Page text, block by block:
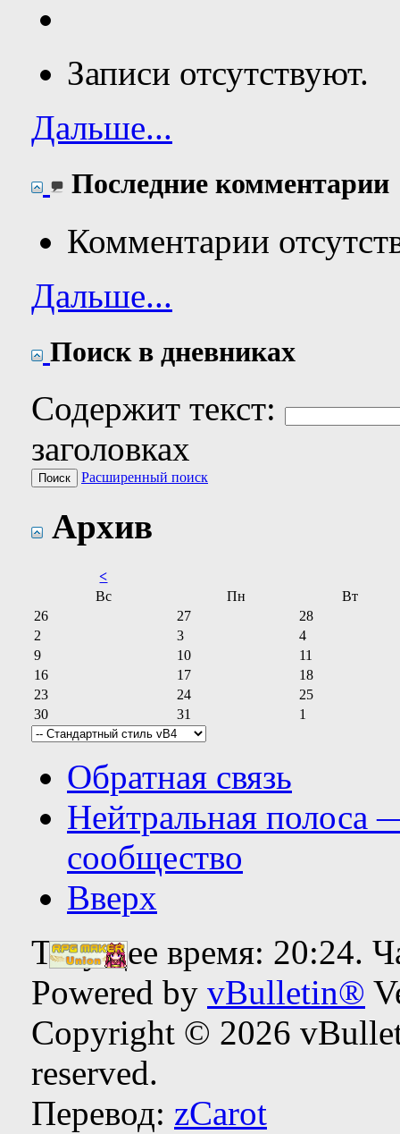
Записи отсутствуют.
Дальше...
Последние комментарии
Комментарии
Дальше...
Поиск в дневниках
Содержит текст:
заголовках
Расширенный поиск
Архив
<
Вс
Пн
Вт
26
27
28
2
3
4
9
10
11
16
17
18
23
24
25
30
31 1
Обратная связь
Нейтральная полоса
сообщество
Вверх
Текущее время: 20:24.
Powered by vBulletin®
Copyright © 2026
reserved.
Перевод: zCarot